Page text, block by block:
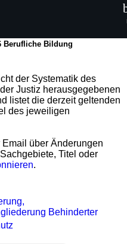
Berufliche Bildung
der Systematik des
Justiz herausgegebenen
listet die derzeit geltenden
des jeweiligen
über Änderungen
Titel oder
.
Behinderter